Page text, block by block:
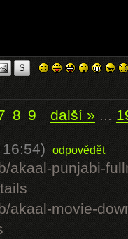
8 9 další » ...
odpovědět
akaal-punjabi-
akaal-movie-